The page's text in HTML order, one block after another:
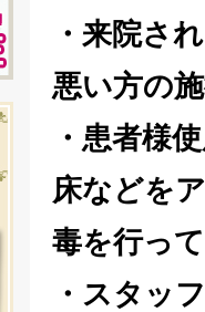
・来院さ
悪い方の
・患者様
床などを
毒を行っ
・スタッ